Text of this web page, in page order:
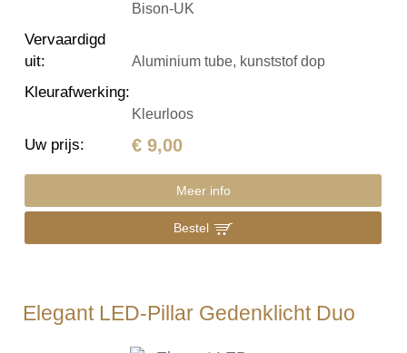
Bison-UK
Vervaardigd
uit: Aluminium tube, kunststof dop
Kleurafwerking:
Kleurloos
Uw prijs: € 9,00
Meer info
Bestel
Elegant LED-Pillar Gedenklicht Duo